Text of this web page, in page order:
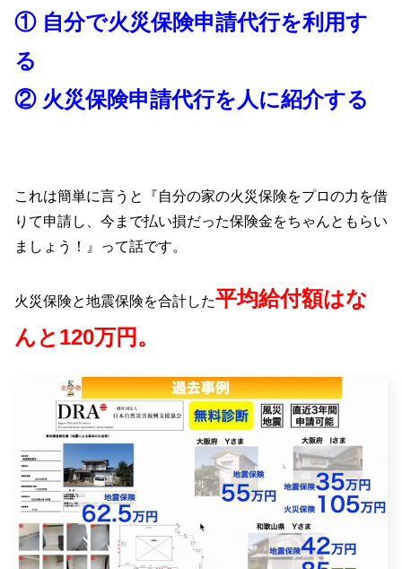
① 自分で火災保険申請代行を利用す
る
② 火災保険申請代行を人に紹介する
これは簡単に言うと『自分の家の火災保険をプロの力を借
りて申請し、今まで払い損だった保険金をちゃんともらい
ましょう！』って話です。
火災保険と地震保険を合計した平均給付額はな
んと120万円。